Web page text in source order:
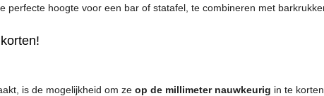
perfecte hoogte voor een bar of statafel, te combineren met
is de mogelijkheid om ze op de millimeter nauwkeurig in te korten.